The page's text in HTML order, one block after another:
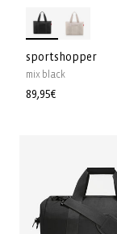
sportshopper
mix black
Prix
89,95€